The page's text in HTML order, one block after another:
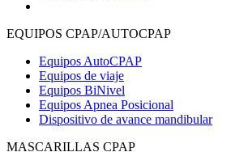
EQUIPOS CPAP/AUTOCPAP
Equipos AutoCPAP
Equipos de viaje
Equipos BiNivel
Equipos Apnea Posicional
Dispositivo de avance mandibular
MASCARILLAS CPAP